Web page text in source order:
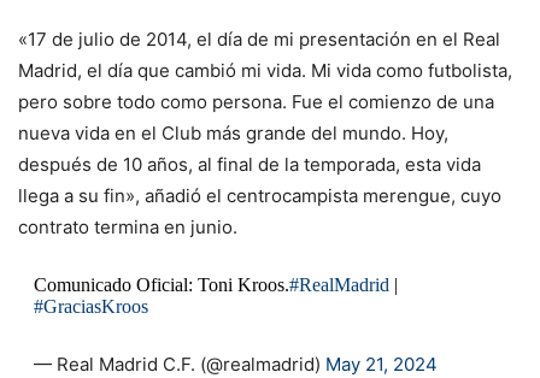
«17 de julio de 2014, el día de mi presentación en el Real
Madrid, el día que cambió mi vida. Mi vida como futbolista,
pero sobre todo como persona. Fue el comienzo de una
nueva vida en el Club más grande del mundo. Hoy,
después de 10 años, al final de la temporada, esta vida
llega a su fin», añadió el centrocampista merengue, cuyo
contrato termina en junio.
Comunicado Oficial: Toni Kroos.#RealMadrid |
#GraciasKroos
— Real Madrid C.F. (@realmadrid) May 21, 2024